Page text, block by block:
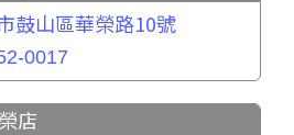
鼓山區華榮路10號
0017
店